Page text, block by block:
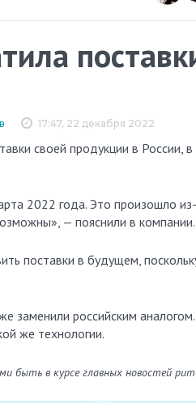
17:47, 22 декабря 2022
2022 года. Это произошло
— пояснили в компании.
поставки в будущем,
заменили российским
же технологии.
быть в курсе главных новостей